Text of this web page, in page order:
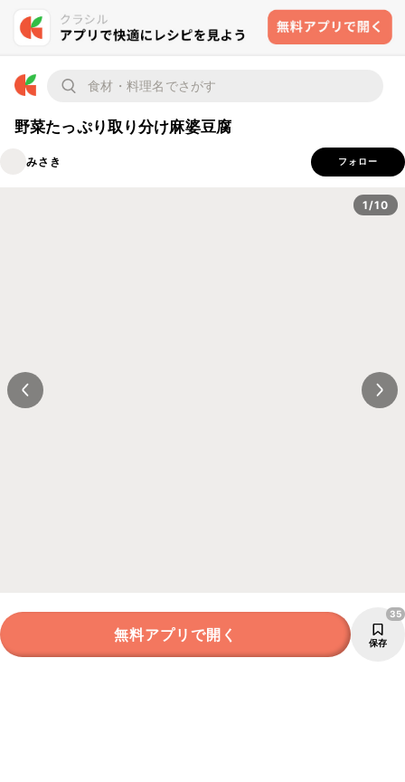
野菜たっぷり取り分け麻婆豆腐
みさき フォロー
1/10
無料アプリで開く 保存
35